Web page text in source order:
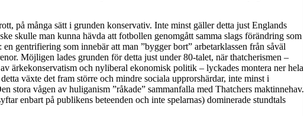
på många sätt i grunden konservativ. Inte minst gäller detta just Englands
skulle man kunna hävda att fotbollen genomgått samma slags förändring som
en gentrifiering som innebär att man ”bygger bort” arbetarklassen från såväl
Möjligen lades grunden för detta just under 80-talet, när thatcherismen –
ärkekonservatism och nyliberal ekonomisk politik – lyckades montera ner hela
växte det fram större och mindre sociala upprorshärdar, inte minst i
stora vågen av huliganism ”råkade” sammanfalla med Thatchers maktinnehav.
enbart på publikens beteenden och inte spelarnas) dominerade stundtals